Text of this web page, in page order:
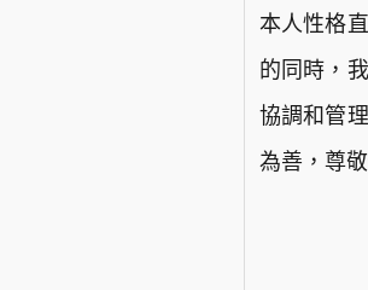
本人性格
的同時，
協調和管
為善，尊